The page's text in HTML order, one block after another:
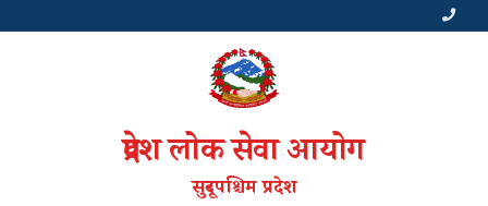
प्रदेश लोक सेवा आयोग
सुदूरपश्चिम प्रदेश